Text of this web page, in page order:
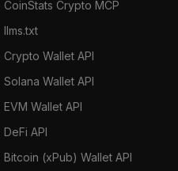
CoinStats Crypto MCP
llms.txt
Crypto Wallet API
Solana Wallet API
EVM Wallet API
DeFi API
Bitcoin (xPub) Wallet API